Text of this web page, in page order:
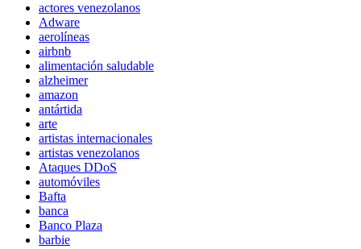
actores venezolanos
Adware
aerolíneas
airbnb
alimentación saludable
alzheimer
amazon
antártida
arte
artistas internacionales
artistas venezolanos
Ataques DDoS
automóviles
Bafta
banca
Banco Plaza
barbie